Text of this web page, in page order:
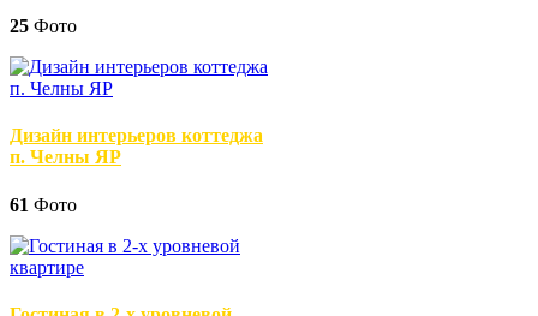
25 Фото
Дизайн интерьеров коттеджа
п. Челны ЯР
61 Фото